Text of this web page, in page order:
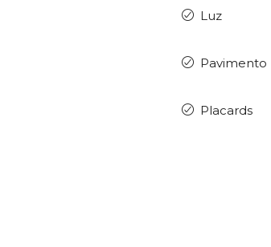
Luz
Pavimento
Placards